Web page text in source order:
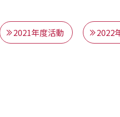
2021年度活動 2022